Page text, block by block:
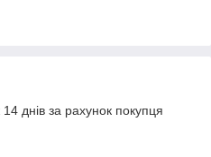
днів за рахунок покупця